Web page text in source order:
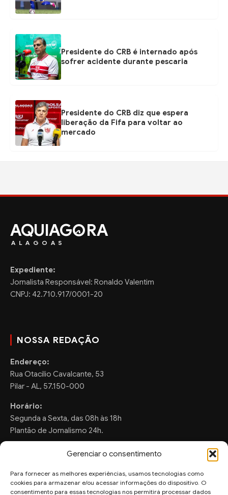
Gerenciar o consentimento
Para fornecer as melhores experiências, usamos tecnologias como
cookies para armazenar e/ou acessar informações do dispositivo. O
consentimento para essas tecnologias nos permitirá processar dados
Presidente do CRB é internado após
sofrer acidente durante pescaria
Presidente do CRB diz que espera
liberação da Fifa para voltar ao
mercado
AQUIAG RA
ALAGOAS
Expediente:
Jornalista Responsável: Ronaldo Valentim
CNPJ: 42.710.917/0001-20
NOSSA REDAÇÃO
Endereço:
Rua Otacilio Cavalcante, 53
Pilar - AL, 57.150-000
Horário:
Segunda a Sexta, das 08h às 18h
Plantão de Jornalismo 24h.
FALE CONOSCO